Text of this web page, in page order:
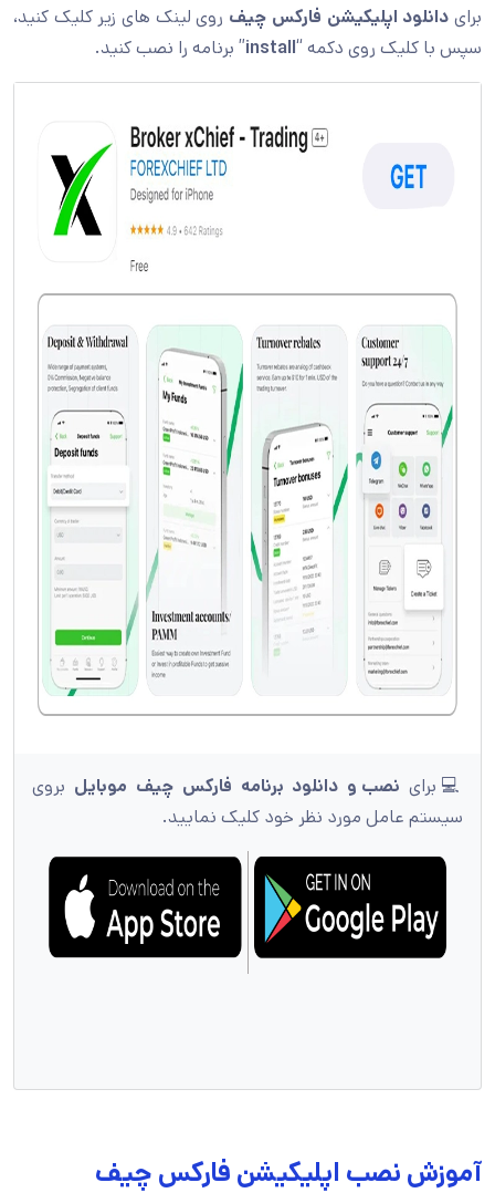
برای دانلود اپلیکیشن فارکس چیف روی لینک های زیر کلیک کنید،
سپس با کلیک روی دکمه “install” برنامه را نصب کنید.
💻برای نصب و دانلود برنامه فارکس چیف موبایل بروی
سیستم عامل مورد نظر خود کلیک نمایید.
آموزش نصب اپلیکیشن فارکس چیف